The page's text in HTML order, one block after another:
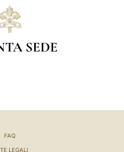
SEDE
FAQ
LEGALI